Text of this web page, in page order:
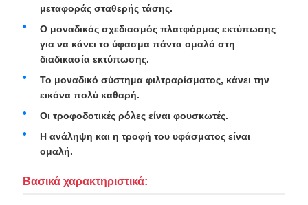
μεταφοράς σταθερής τάσης.
Ο μοναδικός σχεδιασμός πλατφόρμας εκτύπωσης
για να κάνει το ύφασμα πάντα ομαλό στη
διαδικασία εκτύπωσης.
Το μοναδικό σύστημα φιλτραρίσματος, κάνει την
εικόνα πολύ καθαρή.
Οι τροφοδοτικές ρόλες είναι φουσκωτές.
Η ανάληψη και η τροφή του υφάσματος είναι
ομαλή.
Βασικά χαρακτηριστικά: